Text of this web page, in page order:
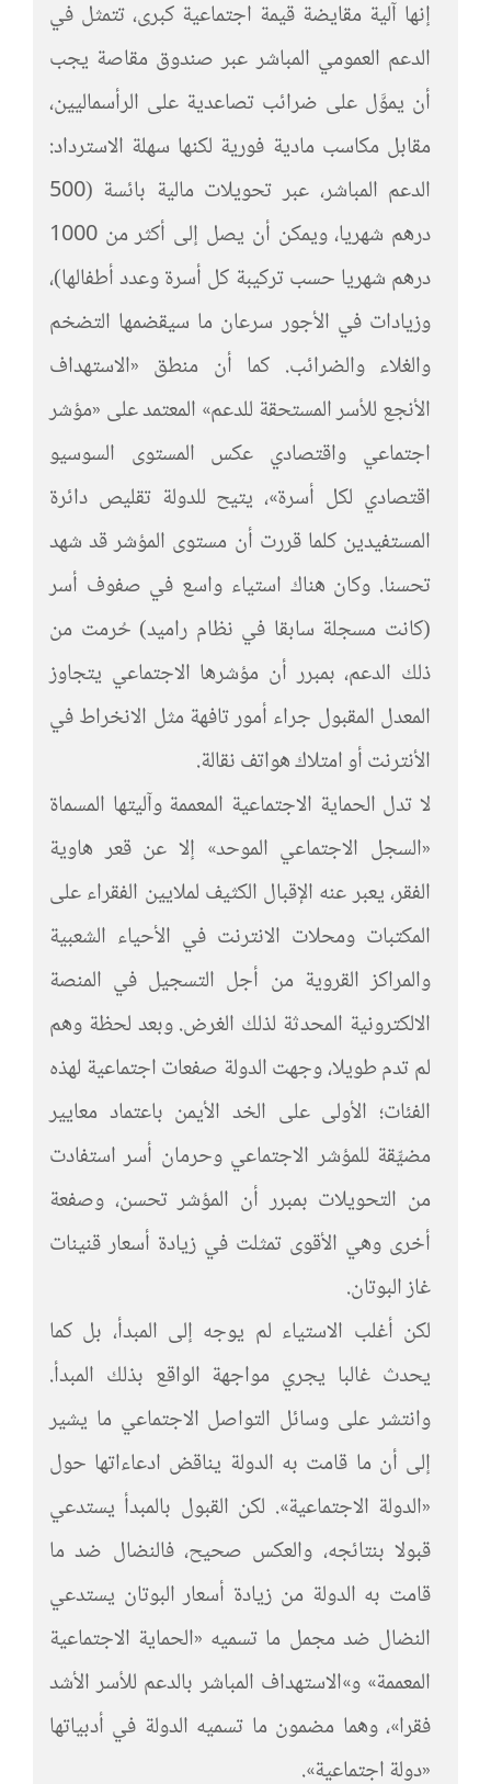
إنها آلية مقايضة قيمة اجتماعية كبرى، تتمثل في
الدعم العمومي المباشر عبر صندوق مقاصة يجب
أن يموَّل على ضرائب تصاعدية على الرأسماليين،
مقابل مكاسب مادية فورية لكنها سهلة الاسترداد:
الدعم المباشر، عبر تحويلات مالية بائسة (500
درهم شهريا، ويمكن أن يصل إلى أكثر من 1000
درهم شهريا حسب تركيبة كل أسرة وعدد أطفالها)،
وزيادات في الأجور سرعان ما سيقضمها التضخم
والغلاء والضرائب. كما أن منطق «الاستهداف
الأنجع للأسر المستحقة للدعم» المعتمد على «مؤشر
اجتماعي واقتصادي عكس المستوى السوسيو
اقتصادي لكل أسرة»، يتيح للدولة تقليص دائرة
المستفيدين كلما قررت أن مستوى المؤشر قد شهد
تحسنا. وكان هناك استياء واسع في صفوف أسر
(كانت مسجلة سابقا في نظام راميد) حُرمت من
ذلك الدعم، بمبرر أن مؤشرها الاجتماعي يتجاوز
المعدل المقبول جراء أمور تافهة مثل الانخراط في
الأنترنت أو امتلاك هواتف نقالة.
لا تدل الحماية الاجتماعية المعممة وآليتها المسماة
«السجل الاجتماعي الموحد» إلا عن قعر هاوية
الفقر، يعبر عنه الإقبال الكثيف لملايين الفقراء على
المكتبات ومحلات الانترنت في الأحياء الشعبية
والمراكز القروية من أجل التسجيل في المنصة
الالكترونية المحدثة لذلك الغرض. وبعد لحظة وهم
لم تدم طويلا، وجهت الدولة صفعات اجتماعية لهذه
الفئات؛ الأولى على الخد الأيمن باعتماد معايير
مضيِّقة للمؤشر الاجتماعي وحرمان أسر استفادت
من التحويلات بمبرر أن المؤشر تحسن، وصفعة
أخرى وهي الأقوى تمثلت في زيادة أسعار قنينات
غاز البوتان.
لكن أغلب الاستياء لم يوجه إلى المبدأ، بل كما
يحدث غالبا يجري مواجهة الواقع بذلك المبدأ.
وانتشر على وسائل التواصل الاجتماعي ما يشير
إلى أن ما قامت به الدولة يناقض ادعاءاتها حول
«الدولة الاجتماعية». لكن القبول بالمبدأ يستدعي
قبولا بنتائجه، والعكس صحيح، فالنضال ضد ما
قامت به الدولة من زيادة أسعار البوتان يستدعي
النضال ضد مجمل ما تسميه «الحماية الاجتماعية
المعممة» و»الاستهداف المباشر بالدعم للأسر الأشد
فقرا»، وهما مضمون ما تسميه الدولة في أدبياتها
«دولة اجتماعية».